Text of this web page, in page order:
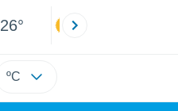
26°
ºC